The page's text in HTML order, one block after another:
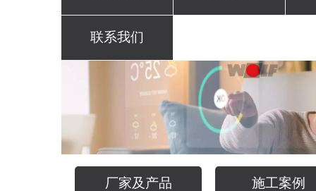
联系我们
厂家及产品 施工案例